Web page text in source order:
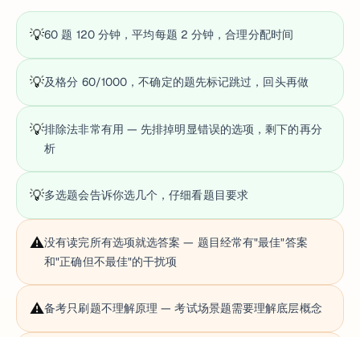
💡60 题 120 分钟，平均每题 2 分钟，合理分配时间
💡及格分 60/1000，不确定的题先标记跳过，回头再做
💡排除法非常有用 — 先排掉明显错误的选项，剩下的再分
析
💡多选题会告诉你选几个，仔细看题目要求
⚠️没有读完所有选项就选答案 — 题目经常有"最佳"答案
和"正确但不最佳"的干扰项
⚠️备考只刷题不理解原理 — 考试场景题需要理解底层概念